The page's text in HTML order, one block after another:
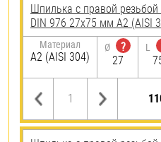
Шпилька с правой резьбой
DIN 976 27х75 мм А2 (AISI
Материал
А2 (AISI 304)
Ø
?
27
L